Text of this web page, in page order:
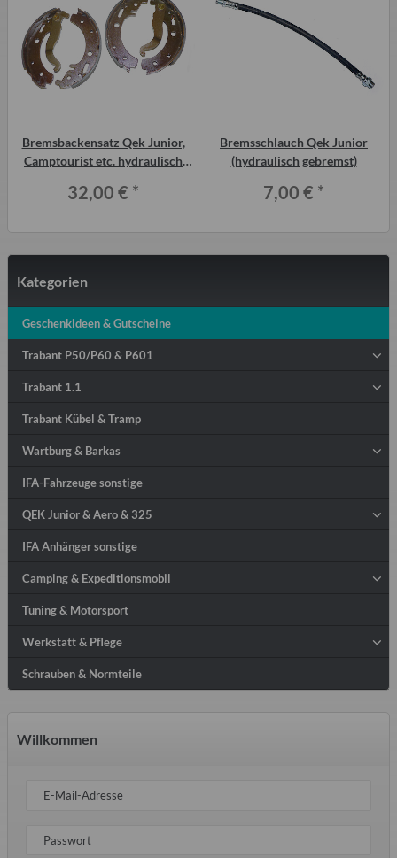
Bremsbackensatz Qek Junior,
Camptourist etc. hydraulisch
32,00 € *
Bremsschlauch Qek Junior
(hydraulisch gebremst)
7,00 € *
Kategorien
Geschenkideen & Gutscheine
Trabant P50/P60 & P601
Trabant 1.1
Trabant Kübel & Tramp
Wartburg & Barkas
IFA-Fahrzeuge sonstige
QEK Junior & Aero & 325
IFA Anhänger sonstige
Camping & Expeditionsmobil
Tuning & Motorsport
Werkstatt & Pflege
Schrauben & Normteile
Willkommen
E-Mail-Adresse
Passwort